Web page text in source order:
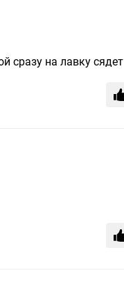
сразу на лавку сядет